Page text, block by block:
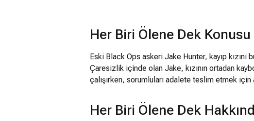
Her Biri Ölene Dek Konusu
Eski Black Ops askeri Jake Hunter, kayıp kızını
Çaresizlik içinde olan Jake, kızının ortadan
çalışırken, sorumluları adalete teslim etmek için
Her Biri Ölene Dek